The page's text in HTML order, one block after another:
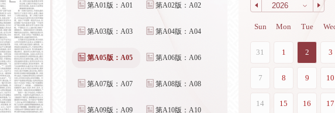
第A01版：A01 第A02版：A02
第A03版：A03 第A04版：A04
第A05版：A05 第A06版：A06
第A07版：A07 第A08版：A08
第A09版：A09 第A10版：A10